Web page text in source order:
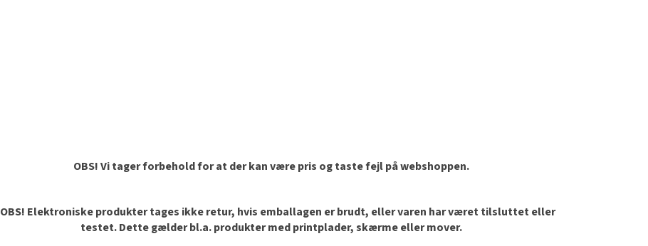
OBS! Vi tager forbehold for at der kan være pris og taste fejl på webshoppen.
OBS! Elektroniske produkter tages ikke retur, hvis emballagen er brudt, eller varen har været tilsluttet eller
testet. Dette gælder bl.a. produkter med printplader, skærme eller mover.